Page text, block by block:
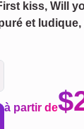
kiss, Will
et ludique,
à partir de